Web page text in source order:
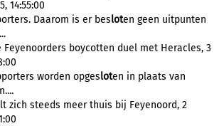
14:55:00
Daarom is er besloten geen uitpunten
Feyenoorders boycotten duel met Heracles, 3
worden opgesloten in plaats van
zich steeds meer thuis bij Feyenoord, 2